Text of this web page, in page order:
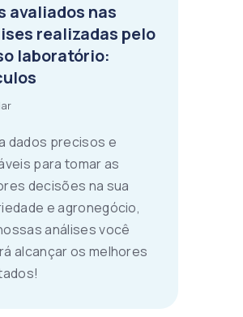
avaliados nas
realizadas pelo
laboratório:
dados precisos e
para tomar as
decisões na sua
e agronegócio,
análises você
alcançar os melhores